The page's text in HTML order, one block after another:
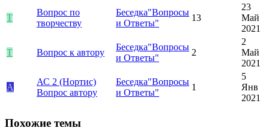
T
Вопрос по
творчеству
Беседка"Вопросы
и Ответы"
13
23
Май
2021
T Вопрос к автору
Беседка"Вопросы
и Ответы"
2
2
Май
2021
A
АС 2 (Нортис)
Вопрос автору
Беседка"Вопросы
и Ответы"
1
5
Янв
2021
Похожие темы